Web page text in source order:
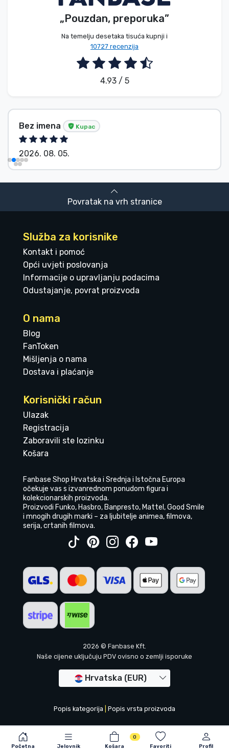
Početna Jelovnik Košara
0
Favoriti
Profil
„Pouzdan, preporuka”
Na temelju desetaka tisuća kupnji i
10727 recenzija
4.93 / 5
Bez imena Kupac
2026. 08. 05.
Povratak na vrh stranice
Služba za korisnike
Kontakt i pomoć
Opći uvjeti poslovanja
Informacije o upravljanju podacima
Odustajanje, povrat proizvoda
O nama
Blog
FanToken
Mišljenja o nama
Dostava i plaćanje
Korisnički račun
Ulazak
Registracija
Zaboravili ste lozinku
Košara
Fanbase Shop Hrvatska i Srednja i Istočna Europa
očekuje vas s izvanrednom ponudom figura i
kolekcionarskih proizvoda.
Proizvodi Funko, Hasbro, Banpresto, Mattel, Good Smile
i mnogih drugih marki – za ljubitelje animea, filmova,
serija, crtanih filmova.
2026 © Fanbase Kft.
Naše cijene uključuju PDV ovisno o zemlji isporuke
Hrvatska (EUR)
Popis kategorija Popis vrsta proizvoda